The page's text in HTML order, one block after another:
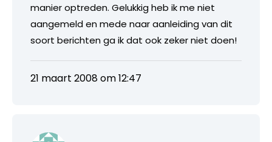
manier optreden. Gelukkig heb ik me niet
aangemeld en mede naar aanleiding van dit
soort berichten ga ik dat ook zeker niet doen!
21 maart 2008 om 12:47